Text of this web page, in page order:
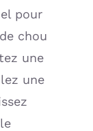
pour
chou
une
une